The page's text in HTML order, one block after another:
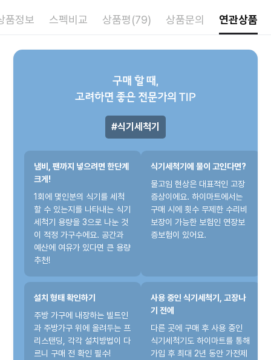
품정보 스펙비교 상품평(79) 상품문의 연관상품
구매 할 때,
고려하면 좋은 전문가의 TIP
식기세척기
냄비, 팬까지 넣으려면 한단계
크게!
1회에 몇인분의 식기를 세척
할 수 있는지를 나타내는 식기
세척기 용량을 3으로 나눈 것
이 적정 가구수에요. 공간과
예산에 여유가 있다면 큰 용량
추천!
설치 형태 확인하기
주방 가구에 내장하는 빌트인
과 주방가구 위에 올려두는 프
리스탠딩, 각각 설치방법이 다
르니 구매 전 확인 필수!
식기세척기에 물이 고인다면?
물고임 현상은 대표적인 고장
증상이에요. 하이마트에서는
구매 시에 횟수 무제한 수리비
보장이 가능한 보험인 연장보
증보험이 있어요.
사용 중인 식기세척기, 고장나
기 전에
다른 곳에 구매 후 사용 중인
식기세척기도 하이마트를 통해
가입 후 최대 2년 동안 가전제